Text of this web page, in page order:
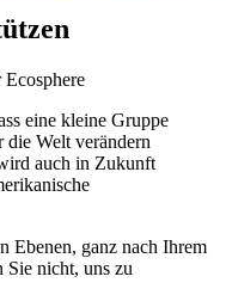
eine kleine Gruppe
die Welt verändern
auch in Zukunft
Ebenen, ganz nach Ihrem
Sie nicht, uns zu